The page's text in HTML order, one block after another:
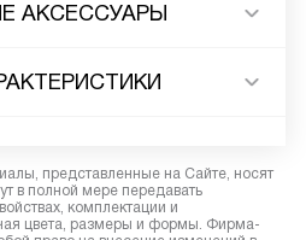
АКСЕССУАРЫ
представленные на Сайте, носят
в полной мере передавать
комплектации и
цвета, размеры и формы. Фирма-